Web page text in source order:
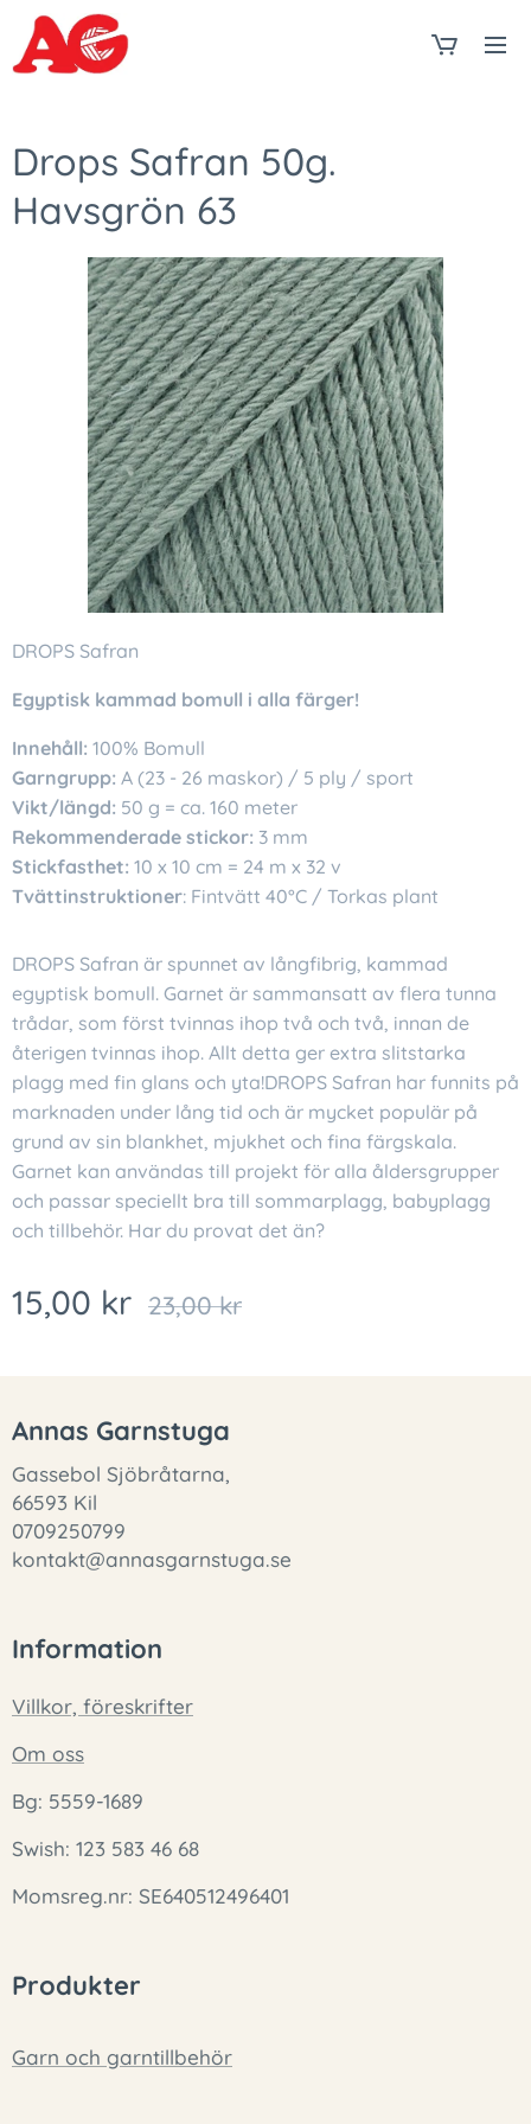
Drops Safran 50g.
Havsgrön 63
DROPS Safran
Egyptisk kammad bomull i alla färger!
Innehåll: 100% Bomull
Garngrupp: A (23 - 26 maskor) / 5 ply / sport
Vikt/längd: 50 g = ca. 160 meter
Rekommenderade stickor: 3 mm
Stickfasthet: 10 x 10 cm = 24 m x 32 v
Tvättinstruktioner: Fintvätt 40°C / Torkas plant
DROPS Safran är spunnet av långfibrig, kammad
egyptisk bomull. Garnet är sammansatt av flera tunna
trådar, som först tvinnas ihop två och två, innan de
återigen tvinnas ihop. Allt detta ger extra slitstarka
plagg med fin glans och yta!DROPS Safran har funnits på
marknaden under lång tid och är mycket populär på
grund av sin blankhet, mjukhet och fina färgskala.
Garnet kan användas till projekt för alla åldersgrupper
och passar speciellt bra till sommarplagg, babyplagg
och tillbehör. Har du provat det än?
15,00 kr 23,00kr
Annas Garnstuga
Gassebol Sjöbråtarna,
66593 Kil
0709250799
kontakt@annasgarnstuga.se
Information
Villkor, föreskrifter
Om oss
Bg: 5559-1689
Swish: 123 583 46 68
Momsreg.nr: SE640512496401
Produkter
Garn och garntillbehör